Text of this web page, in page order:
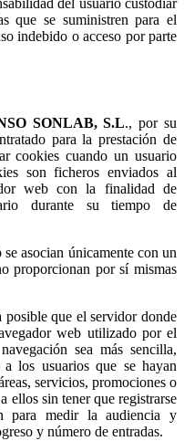
que se suministren para el
indebido o acceso por parte
SONLAB, S.L., por su
para la prestación de
cookies cuando un usuario
son ficheros enviados al
web con la finalidad de
durante su tiempo de
asocian únicamente con un
proporcionan por sí mismas
posible que el servidor donde
web utilizado por el
sea más sencilla,
los usuarios que se hayan
servicios, promociones o
ellos sin tener que registrarse
para medir la audiencia y
y número de entradas.